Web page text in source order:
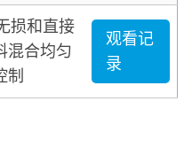
损和直接
混合均匀
制
观看记
录